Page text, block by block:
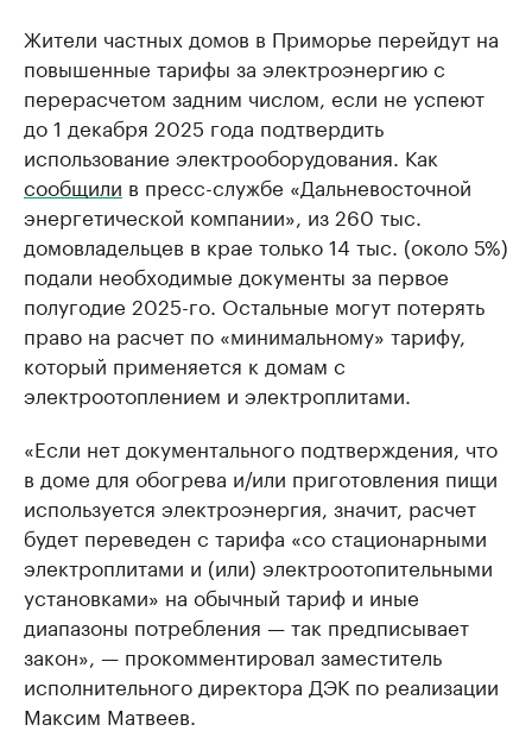
Жители частных домов в Приморье перейдут на
повышенные тарифы за электроэнергию с
перерасчетом задним числом, если не успеют
до 1 декабря 2025 года подтвердить
использование электрооборудования. Как
сообщили в пресс-службе «Дальневосточной
энергетической компании», из 260 тыс.
домовладельцев в крае только 14 тыс. (около 5%)
подали необходимые документы за первое
полугодие 2025-го. Остальные могут потерять
право на расчет по «минимальному» тарифу,
который применяется к домам с
электроотоплением и электроплитами.
«Если нет документального подтверждения, что
в доме для обогрева и/или приготовления пищи
используется электроэнергия, значит, расчет
будет переведен с тарифа «со стационарными
электроплитами и (или) электроотопительными
установками» на обычный тариф и иные
диапазоны потребления — так предписывает
закон», — прокомментировал заместитель
исполнительного директора ДЭК по реализации
Максим Матвеев.